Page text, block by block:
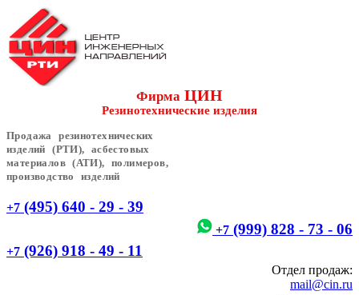
Фирма ЦИН
Резинотехнические изделия
Продажа резинотехнических
изделий (РТИ), асбестовых
материалов (АТИ), полимеров,
производство изделий
+7 (495) 640 - 29 - 39
+7 (999) 828 - 73 - 06
+7 (926) 918 - 49 - 11
Отдел продаж:
mail@cin.ru